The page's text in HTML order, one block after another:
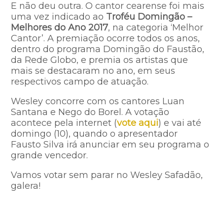
E não deu outra. O cantor cearense foi mais
uma vez indicado ao Troféu Domingão –
Melhores do Ano 2017, na categoria ‘Melhor
Cantor’. A premiação ocorre todos os anos,
dentro do programa Domingão do Faustão,
da Rede Globo, e premia os artistas que
mais se destacaram no ano, em seus
respectivos campo de atuação.
Wesley concorre com os cantores Luan
Santana e Nego do Borel. A votação
acontece pela internet (vote aqui) e vai até
domingo (10), quando o apresentador
Fausto Silva irá anunciar em seu programa o
grande vencedor.
Vamos votar sem parar no Wesley Safadão,
galera!